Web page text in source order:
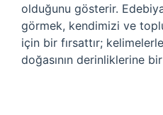
olduğunu gösterir.
görmek, kendimizi ve
için bir fırsattır;
doğasının derinliklerine